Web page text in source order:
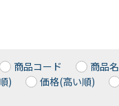
商品コード 商品名
)
価格(高い順)